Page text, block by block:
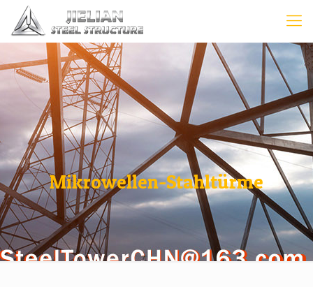
Mikrowellen-Stahltürme